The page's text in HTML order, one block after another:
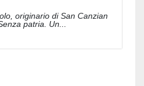
originario di San Canzian
patria. Un...